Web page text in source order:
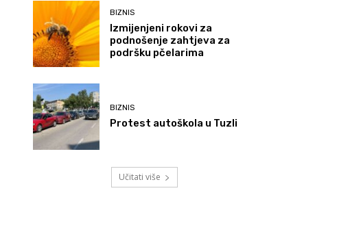
BIZNIS
Izmijenjeni rokovi za
podnošenje zahtjeva za
podršku pčelarima
BIZNIS
Protest autoškola u Tuzli
Učitati više